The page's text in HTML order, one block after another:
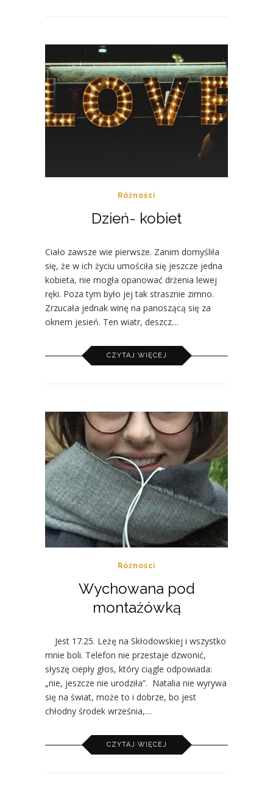
Różności
Dzień- kobiet
Ciało zawsze wie pierwsze. Zanim domyśliła
się, że w ich życiu umościła się jeszcze jedna
kobieta, nie mogła opanować drżenia lewej
ręki. Poza tym było jej tak strasznie zimno.
Zrzucała jednak winę na panoszącą się za
oknem jesień. Ten wiatr, deszcz…
CZYTAJ WIĘCEJ
Różności
Wychowana pod
montażówką
Jest 17.25. Leżę na Skłodowskiej i wszystko
mnie boli. Telefon nie przestaje dzwonić,
słyszę ciepły głos, który ciągle odpowiada:
„nie, jeszcze nie urodziła”. Natalia nie wyrywa
się na świat, może to i dobrze, bo jest
chłodny środek września,…
CZYTAJ WIĘCEJ